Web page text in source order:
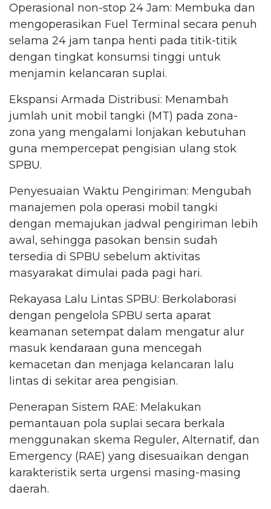
Operasional non-stop 24 Jam: Membuka dan
mengoperasikan Fuel Terminal secara penuh
selama 24 jam tanpa henti pada titik-titik
dengan tingkat konsumsi tinggi untuk
menjamin kelancaran suplai.
Ekspansi Armada Distribusi: Menambah
jumlah unit mobil tangki (MT) pada zona-
zona yang mengalami lonjakan kebutuhan
guna mempercepat pengisian ulang stok
SPBU.
Penyesuaian Waktu Pengiriman: Mengubah
manajemen pola operasi mobil tangki
dengan memajukan jadwal pengiriman lebih
awal, sehingga pasokan bensin sudah
tersedia di SPBU sebelum aktivitas
masyarakat dimulai pada pagi hari.
Rekayasa Lalu Lintas SPBU: Berkolaborasi
dengan pengelola SPBU serta aparat
keamanan setempat dalam mengatur alur
masuk kendaraan guna mencegah
kemacetan dan menjaga kelancaran lalu
lintas di sekitar area pengisian.
Penerapan Sistem RAE: Melakukan
pemantauan pola suplai secara berkala
menggunakan skema Reguler, Alternatif, dan
Emergency (RAE) yang disesuaikan dengan
karakteristik serta urgensi masing-masing
daerah.